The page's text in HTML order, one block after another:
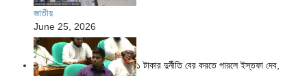
জাতীয়
June 25, 2026
১ টাকার দুর্নীতি বের করতে পারলে ইস্তফা দেব,